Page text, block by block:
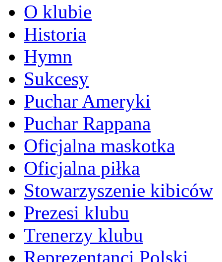
O klubie
Historia
Hymn
Sukcesy
Puchar Ameryki
Puchar Rappana
Oficjalna maskotka
Oficjalna piłka
Stowarzyszenie kibiców
Prezesi klubu
Trenerzy klubu
Reprezentanci Polski